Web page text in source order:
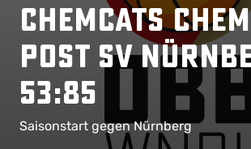
ChemCats
Post SV
53:85
Saisonstart gegen Nürnberg